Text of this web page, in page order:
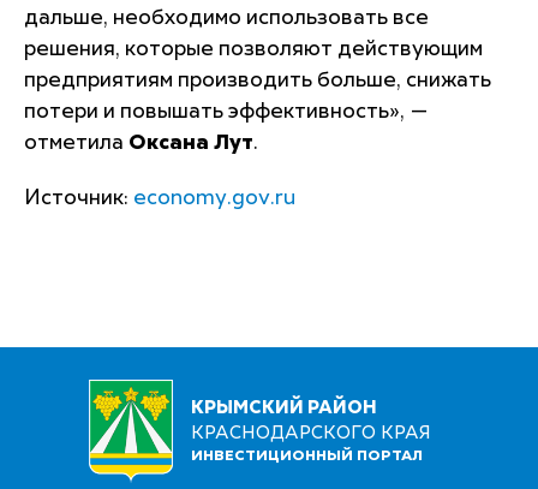
дальше, необходимо использовать все
решения, которые позволяют действующим
предприятиям производить больше, снижать
потери и повышать эффективность», —
отметила Оксана Лут.
Источник: economy.gov.ru
КРЫМСКИЙ РАЙОН
КРАСНОДАРСКОГО КРАЯ
ИНВЕСТИЦИОННЫЙ ПОРТАЛ